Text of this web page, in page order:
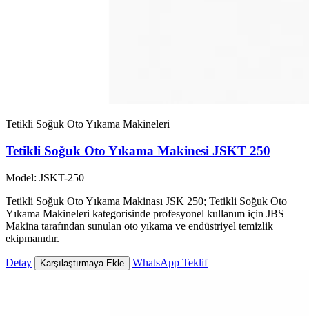
Tetikli Soğuk Oto Yıkama Makineleri
Tetikli Soğuk Oto Yıkama Makinesi JSKT 250
Model: JSKT-250
Tetikli Soğuk Oto Yıkama Makinası JSK 250; Tetikli Soğuk Oto
Yıkama Makineleri kategorisinde profesyonel kullanım için JBS
Makina tarafından sunulan oto yıkama ve endüstriyel temizlik
ekipmanıdır.
Detay Karşılaştırmaya Ekle WhatsApp Teklif